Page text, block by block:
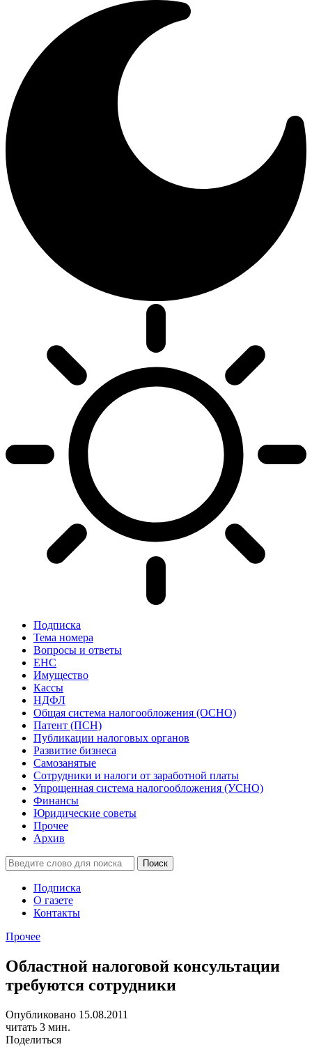
Подписка
Тема номера
Вопросы и ответы
ЕНС
Имущество
Кассы
НДФЛ
Общая система налогообложения (ОСНО)
Патент (ПСН)
Публикации налоговых органов
Развитие бизнеса
Самозанятые
Сотрудники и налоги от заработной платы
Упрощенная система налогообложения (УСНО)
Финансы
Юридические советы
Прочее
Архив
Подписка
О газете
Контакты
Прочее
Областной налоговой консультации
требуются сотрудники
Опубликовано 15.08.2011
читать 3 мин.
Поделиться